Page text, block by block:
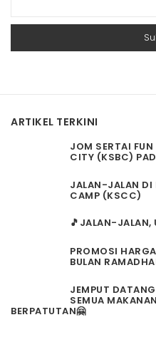
ARTIKEL TERKINI
JOM SERTAI FUN
CITY (KSBC)
JALAN-JALAN DI
CAMP (KSCC)
🎵JALAN-JALAN,
PROMOSI
BULAN
JEMPUT
SEMUA
BERPATUTAN🤗